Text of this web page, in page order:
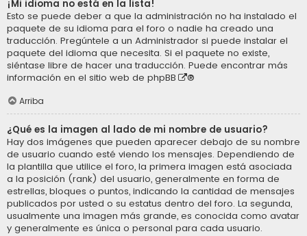
¡Mi idioma no está en la lista!
Esto se puede deber a que la administración no ha instalado el
paquete de su idioma para el foro o nadie ha creado una
traducción. Pregúntele a un Administrador si puede instalar el
paquete del idioma que necesita. Si el paquete no existe,
siéntase libre de hacer una traducción. Puede encontrar más
información en el sitio web de phpBB ®
Arriba
¿Qué es la imagen al lado de mi nombre de usuario?
Hay dos imágenes que pueden aparecer debajo de su nombre
de usuario cuando esté viendo los mensajes. Dependiendo de
la plantilla que utilice el foro, la primera imagen está asociada
a la posición (rank) del usuario, generalmente en forma de
estrellas, bloques o puntos, indicando la cantidad de mensajes
publicados por usted o su estatus dentro del foro. La segunda,
usualmente una imagen más grande, es conocida como avatar
y generalmente es única o personal para cada usuario.